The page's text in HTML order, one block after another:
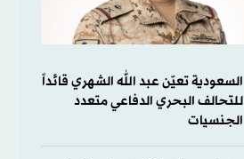
السعودية تعيّن عبد الله الشهري قائداً
للتحالف البحري الدفاعي متعدد
الجنسيات